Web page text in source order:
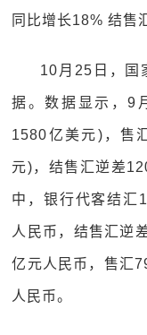
同比增长18% 结售
10月25日，国
据。数据显示，9
1580亿美元)，售
元)，结售汇逆差
中，银行代客结汇
人民币，结售汇逆
亿元人民币，售汇
人民币。